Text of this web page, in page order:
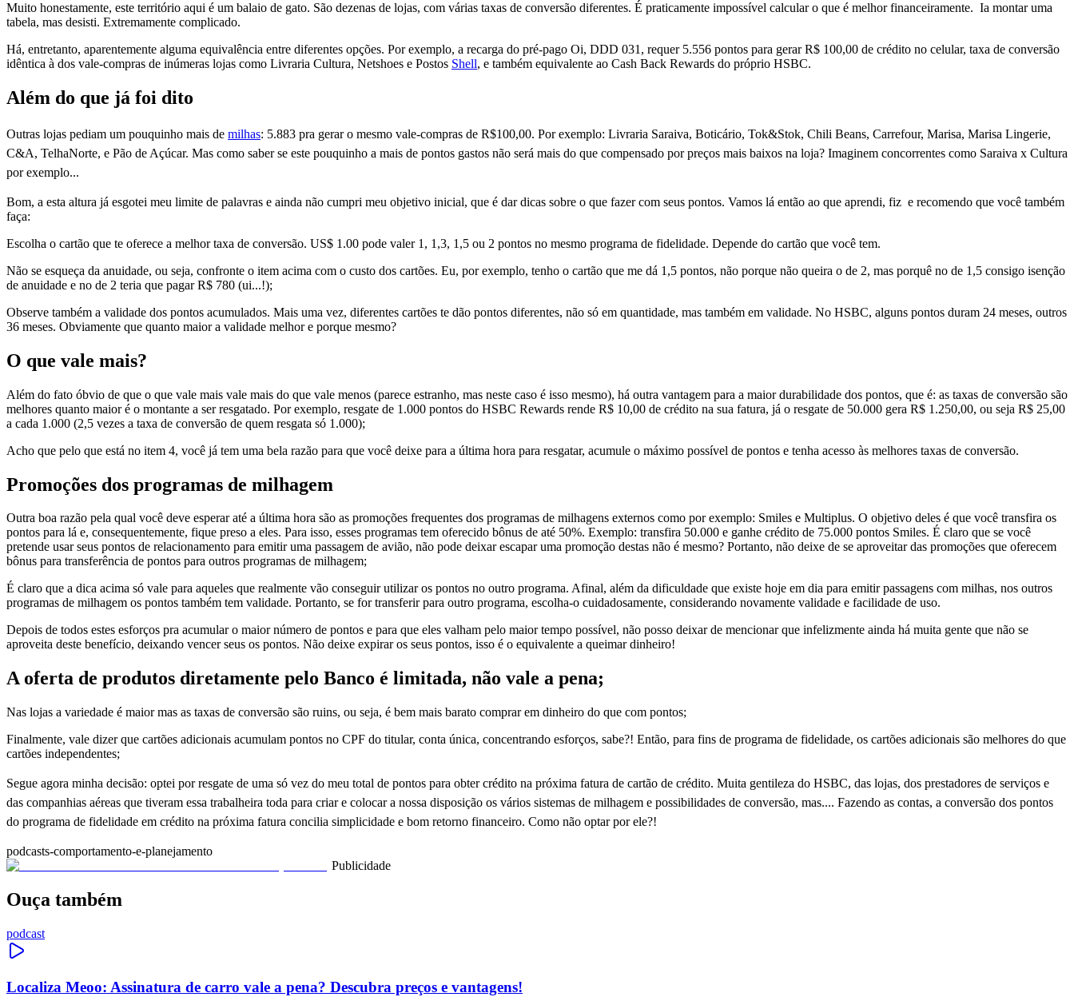
Muito honestamente, este território aqui é um balaio de gato. São dezenas de lojas, com várias taxas de conversão diferentes. É praticamente impossível calcular o que é melhor financeiramente. Ia montar uma
tabela, mas desisti. Extremamente complicado.
Há, entretanto, aparentemente alguma equivalência entre diferentes opções. Por exemplo, a recarga do pré-pago Oi, DDD 031, requer 5.556 pontos para gerar R$ 100,00 de crédito no celular, taxa de conversão
idêntica à dos vale-compras de inúmeras lojas como Livraria Cultura, Netshoes e Postos Shell, e também equivalente ao Cash Back Rewards do próprio HSBC.
Além do que já foi dito
Outras lojas pediam um pouquinho mais de milhas: 5.883 pra gerar o mesmo vale-compras de R$100,00. Por exemplo: Livraria Saraiva, Boticário, Tok&Stok, Chili Beans, Carrefour, Marisa, Marisa Lingerie,
C&A, TelhaNorte, e Pão de Açúcar. Mas como saber se este pouquinho a mais de pontos gastos não será mais do que compensado por preços mais baixos na loja? Imaginem concorrentes como Saraiva x Cultura
por exemplo...
Bom, a esta altura já esgotei meu limite de palavras e ainda não cumpri meu objetivo inicial, que é dar dicas sobre o que fazer com seus pontos. Vamos lá então ao que aprendi, fiz e recomendo que você também
faça:
Escolha o cartão que te oferece a melhor taxa de conversão. US$ 1.00 pode valer 1, 1,3, 1,5 ou 2 pontos no mesmo programa de fidelidade. Depende do cartão que você tem.
Não se esqueça da anuidade, ou seja, confronte o item acima com o custo dos cartões. Eu, por exemplo, tenho o cartão que me dá 1,5 pontos, não porque não queira o de 2, mas porquê no de 1,5 consigo isenção
de anuidade e no de 2 teria que pagar R$ 780 (ui...!);
Observe também a validade dos pontos acumulados. Mais uma vez, diferentes cartões te dão pontos diferentes, não só em quantidade, mas também em validade. No HSBC, alguns pontos duram 24 meses, outros
36 meses. Obviamente que quanto maior a validade melhor e porque mesmo?
O que vale mais?
Além do fato óbvio de que o que vale mais vale mais do que vale menos (parece estranho, mas neste caso é isso mesmo), há outra vantagem para a maior durabilidade dos pontos, que é: as taxas de conversão são
melhores quanto maior é o montante a ser resgatado. Por exemplo, resgate de 1.000 pontos do HSBC Rewards rende R$ 10,00 de crédito na sua fatura, já o resgate de 50.000 gera R$ 1.250,00, ou seja R$ 25,00
a cada 1.000 (2,5 vezes a taxa de conversão de quem resgata só 1.000);
Acho que pelo que está no item 4, você já tem uma bela razão para que você deixe para a última hora para resgatar, acumule o máximo possível de pontos e tenha acesso às melhores taxas de conversão.
Promoções dos programas de milhagem
Outra boa razão pela qual você deve esperar até a última hora são as promoções frequentes dos programas de milhagens externos como por exemplo: Smiles e Multiplus. O objetivo deles é que você transfira os
pontos para lá e, consequentemente, fique preso a eles. Para isso, esses programas tem oferecido bônus de até 50%. Exemplo: transfira 50.000 e ganhe crédito de 75.000 pontos Smiles. É claro que se você
pretende usar seus pontos de relacionamento para emitir uma passagem de avião, não pode deixar escapar uma promoção destas não é mesmo? Portanto, não deixe de se aproveitar das promoções que oferecem
bônus para transferência de pontos para outros programas de milhagem;
É claro que a dica acima só vale para aqueles que realmente vão conseguir utilizar os pontos no outro programa. Afinal, além da dificuldade que existe hoje em dia para emitir passagens com milhas, nos outros
programas de milhagem os pontos também tem validade. Portanto, se for transferir para outro programa, escolha-o cuidadosamente, considerando novamente validade e facilidade de uso.
Depois de todos estes esforços pra acumular o maior número de pontos e para que eles valham pelo maior tempo possível, não posso deixar de mencionar que infelizmente ainda há muita gente que não se
aproveita deste benefício, deixando vencer seus os pontos. Não deixe expirar os seus pontos, isso é o equivalente a queimar dinheiro!
A oferta de produtos diretamente pelo Banco é limitada, não vale a pena;
Nas lojas a variedade é maior mas as taxas de conversão são ruins, ou seja, é bem mais barato comprar em dinheiro do que com pontos;
Finalmente, vale dizer que cartões adicionais acumulam pontos no CPF do titular, conta única, concentrando esforços, sabe?! Então, para fins de programa de fidelidade, os cartões adicionais são melhores do que
cartões independentes;
Segue agora minha decisão: optei por resgate de uma só vez do meu total de pontos para obter crédito na próxima fatura de cartão de crédito. Muita gentileza do HSBC, das lojas, dos prestadores de serviços e
das companhias aéreas que tiveram essa trabalheira toda para criar e colocar a nossa disposição os vários sistemas de milhagem e possibilidades de conversão, mas.... Fazendo as contas, a conversão dos pontos
do programa de fidelidade em crédito na próxima fatura concilia simplicidade e bom retorno financeiro. Como não optar por ele?!
podcasts-comportamento-e-planejamento
Publicidade
Ouça também
podcast
Localiza Meoo: Assinatura de carro vale a pena? Descubra preços e vantagens!